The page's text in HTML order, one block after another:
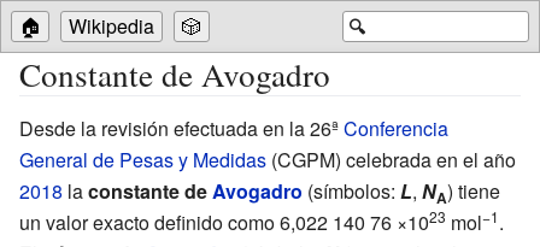
🔍
🏠 Wikipedia 🎲
Constante de Avogadro
Desde la revisión efectuada en la 26ªConferencia
General de Pesas y Medidas (CGPM) celebrada en el año
2018 laconstante de Avogadro (símbolos: L, NA) tiene
un valor exacto definido como 6,022 140 76 ×1023 mol−1.